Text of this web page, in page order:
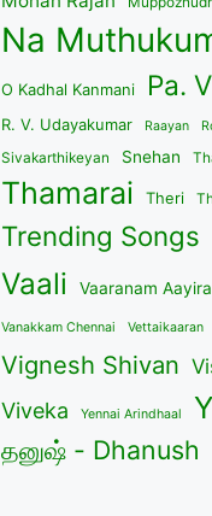
Na
O Kadhal Kanmani Pa.
R. V. Udayakumar Raayan
Sivakarthikeyan
Snehan
Thamarai Theri
Trending Songs
Vaali Vaaranam
Vanakkam Chennai Vettaikaaran
Vignesh Shivan
Viveka Yennai Arindhaal
தனுஷ் - Dhanush